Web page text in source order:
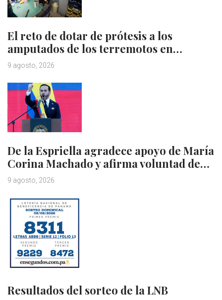
El reto de dotar de prótesis a los
amputados de los terremotos en…
9 agosto, 2026
De la Espriella agradece apoyo de María
Corina Machado y afirma voluntad de…
9 agosto, 2026
Resultados del sorteo de la LNB